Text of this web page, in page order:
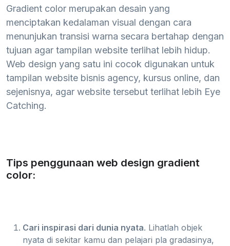
Gradient color merupakan desain yang
menciptakan kedalaman visual dengan cara
menunjukan transisi warna secara bertahap dengan
tujuan agar tampilan website terlihat lebih hidup.
Web design yang satu ini cocok digunakan untuk
tampilan website bisnis agency, kursus online, dan
sejenisnya, agar website tersebut terlihat lebih Eye
Catching.
Tips penggunaan web design gradient
color:
Cari inspirasi dari dunia nyata. Lihatlah objek
nyata di sekitar kamu dan pelajari pla gradasinya,